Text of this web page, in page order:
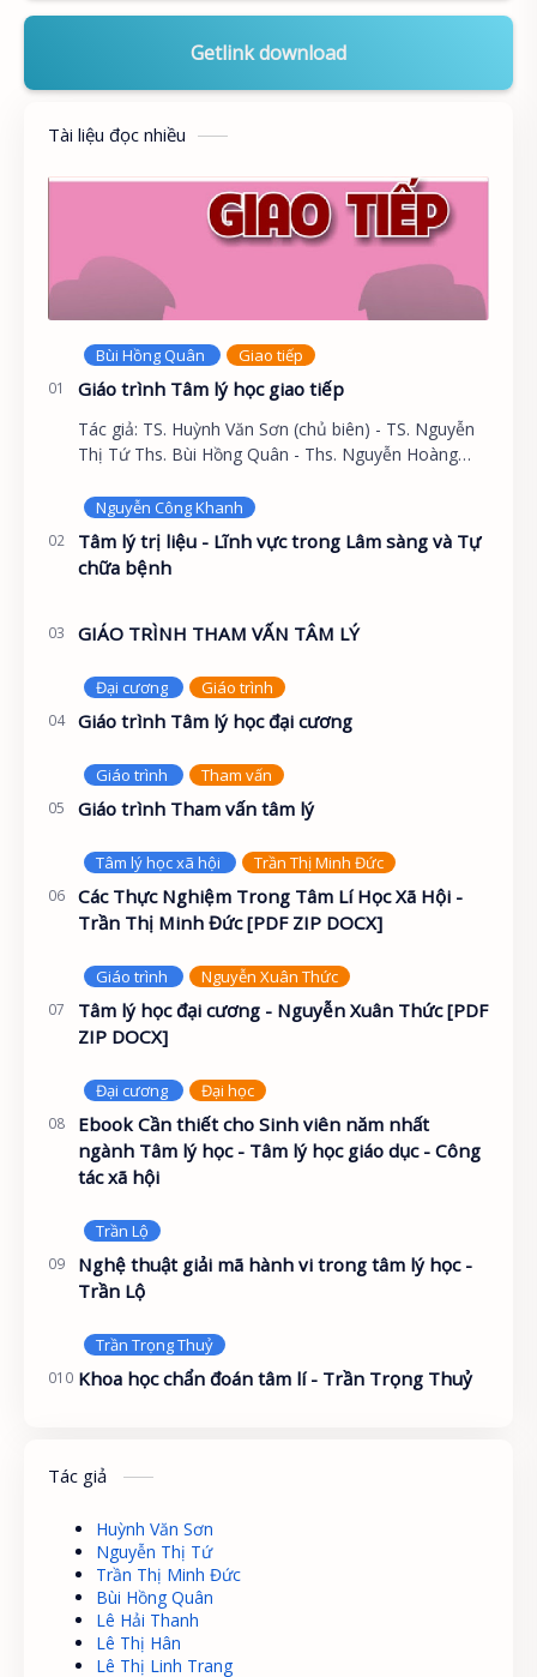
Getlink download
Tài liệu đọc nhiều
Giáo trình Tâm lý học giao tiếp
Tác giả: TS. Huỳnh Văn Sơn (chủ biên) - TS. Nguyễn
Thị Tứ Ths. Bùi Hồng Quân - Ths. Nguyễn Hoàng
họ…
Tâm lý trị liệu - Lĩnh vực trong Lâm sàng và Tự
chữa bệnh
GIÁO TRÌNH THAM VẤN TÂM LÝ
Giáo trình Tâm lý học đại cương
Giáo trình Tham vấn tâm lý
Các Thực Nghiệm Trong Tâm Lí Học Xã Hội -
Trần Thị Minh Đức [PDF ZIP DOCX]
Tâm lý học đại cương - Nguyễn Xuân Thức [PDF
ZIP DOCX]
Ebook Cần thiết cho Sinh viên năm nhất
ngành Tâm lý học - Tâm lý học giáo dục - Công
tác xã hội
Nghệ thuật giải mã hành vi trong tâm lý học -
Trần Lộ
Khoa học chẩn đoán tâm lí - Trần Trọng Thuỷ
Tác giả
Huỳnh Văn Sơn
Nguyễn Thị Tứ
Trần Thị Minh Đức
Bùi Hồng Quân
Lê Hải Thanh
Lê Thị Hân
Lê Thị Linh Trang